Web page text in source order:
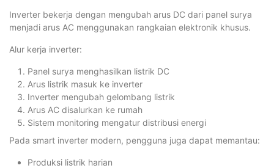
Inverter bekerja dengan mengubah arus DC dari panel surya
menjadi arus AC menggunakan rangkaian elektronik khusus.
Alur kerja inverter:
Panel surya menghasilkan listrik DC
Arus listrik masuk ke inverter
Inverter mengubah gelombang listrik
Arus AC disalurkan ke rumah
Sistem monitoring mengatur distribusi energi
Pada smart inverter modern, pengguna juga dapat memantau:
Produksi listrik harian